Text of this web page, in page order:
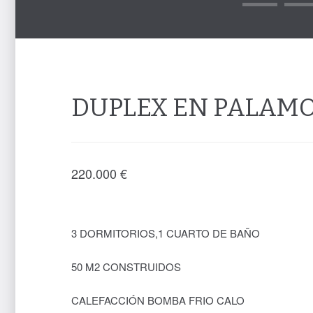
DUPLEX EN
220.000 €
3 DORMITORIOS,1 CUARTO DE BAÑO
50 M2 CONSTRUIDOS
CALEFACCIÓN BOMBA FRIO CALO